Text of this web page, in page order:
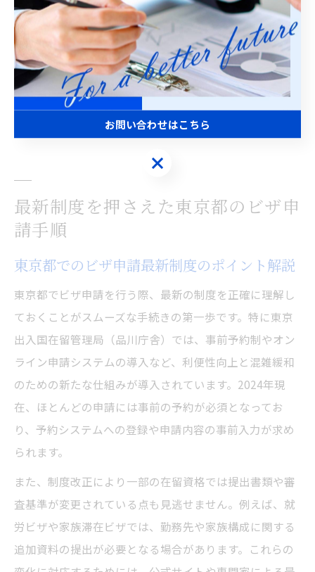
書類は複数部コピーを用意し、原本と照合
疑問点は公式Q&Aや相談窓口で事前に解消
経験者の声として、「事前に予約システムを活用し、必
要書類をすべて揃えてから来庁したことで一度で申請が
完了した」という例があります。自分で進める際は、焦
らず丁寧に手順を踏むことが成功の鍵です。
最新制度を押さえた東京都のビザ申
請手順
東京都でのビザ申請最新制度のポイント解説
東京都でビザ申請を行う際、最新の制度を正確に理解し
ておくことがスムーズな手続きの第一歩です。特に東京
出入国在留管理局（品川庁舎）では、事前予約制やオン
ライン申請システムの導入など、利便性向上と混雑緩和
のための新たな仕組みが導入されています。2024年現
在、ほとんどの申請には事前の予約が必須となってお
り、予約システムへの登録や申請内容の事前入力が求め
られます。
また、制度改正により一部の在留資格では提出書類や審
査基準が変更されている点も見逃せません。例えば、就
労ビザや家族滞在ビザでは、勤務先や家族構成に関する
追加資料の提出が必要となる場合があります。これらの
お問い合わせはこちら
お問い合わせはこちら